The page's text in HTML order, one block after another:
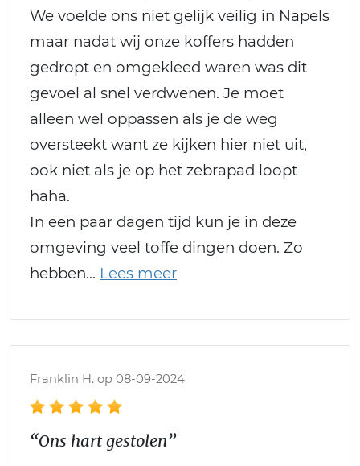
We voelde ons niet gelijk veilig in Napels
maar nadat wij onze koffers hadden
gedropt en omgekleed waren was dit
gevoel al snel verdwenen. Je moet
alleen wel oppassen als je de weg
oversteekt want ze kijken hier niet uit,
ook niet als je op het zebrapad loopt
haha.
In een paar dagen tijd kun je in deze
omgeving veel toffe dingen doen. Zo
hebben
Franklin H. op 08-09-2024
“Ons hart gestolen”